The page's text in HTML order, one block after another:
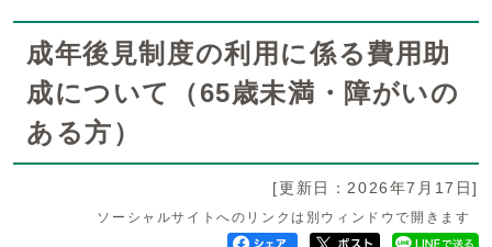
成年後見制度の利用に係る費用助
成について（65歳未満・障がいの
ある方）
[更新日：2026年7月17日]
ソーシャルサイトへのリンクは別ウィンドウで開きます